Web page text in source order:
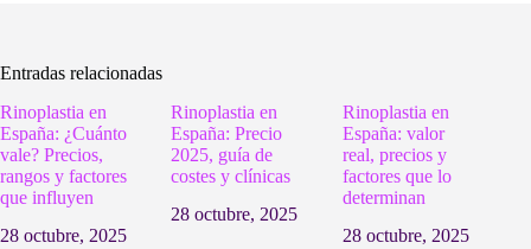
Entradas relacionadas
Rinoplastia en
España: ¿Cuánto
vale? Precios,
rangos y factores
que influyen
28 octubre, 2025
Rinoplastia en
España: Precio
2025, guía de
costes y clínicas
28 octubre, 2025
Rinoplastia en
España: valor
real, precios y
factores que lo
determinan
28 octubre, 2025